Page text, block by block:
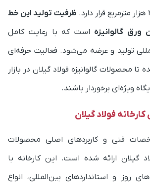
ظرفیت تولید این خط
است که با رعایت کامل
تولید و عرضه می‌شود. فعالیت حرفه‌ای
محصولات گالوانیزه فولاد گیلان در بازار
ویژه‌ای برخوردار باشند.
فولاد گیلان
فنی و کاربردهای اصلی محصولات
گیلان ارائه شده است. این کارخانه با
روز و استانداردهای بین‌المللی، انواع